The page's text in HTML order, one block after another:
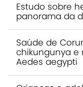
Estudo sobre
panorama da
Saúde de
chikungunya
Aedes aegypti